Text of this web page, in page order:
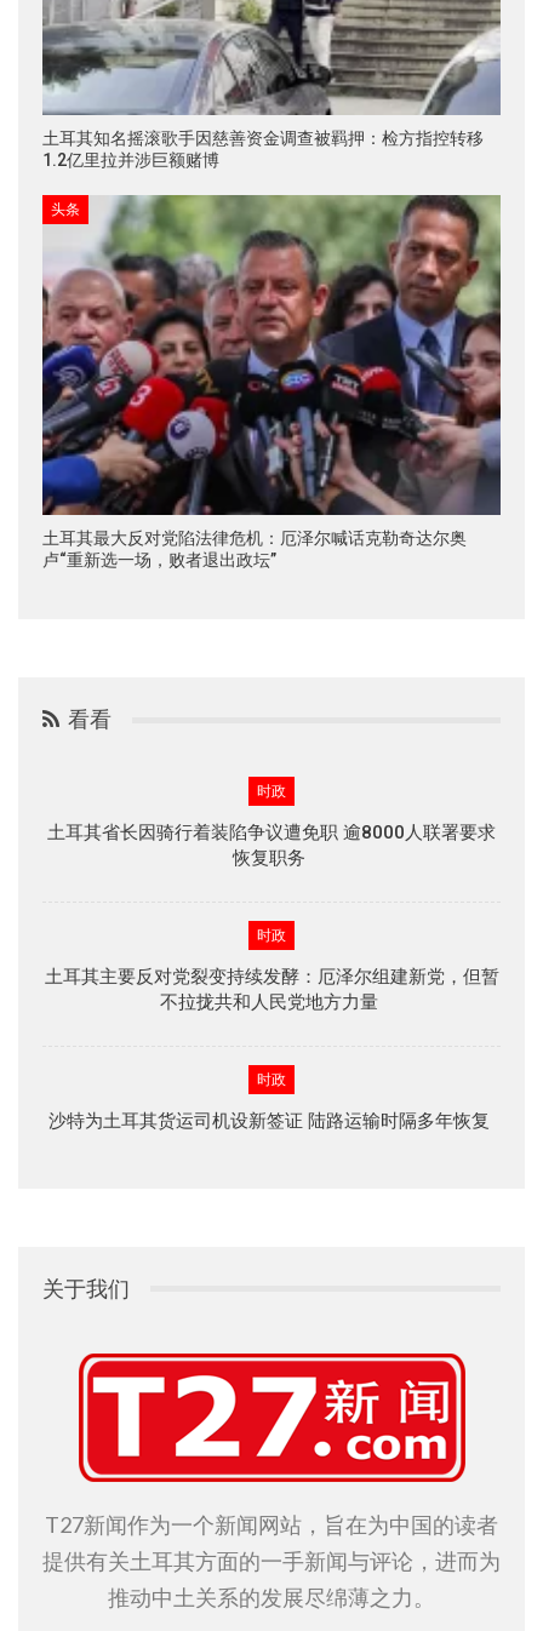
土耳其知名摇滚歌手因慈善资金调查被羁押：检方指控转移
1.2亿里拉并涉巨额赌博
头条
土耳其最大反对党陷法律危机：厄泽尔喊话克勒奇达尔奥
卢“重新选一场，败者退出政坛”
看看
时政
土耳其省长因骑行着装陷争议遭免职 逾8000人联署要求
恢复职务
时政
土耳其主要反对党裂变持续发酵：厄泽尔组建新党，但暂
不拉拢共和人民党地方力量
时政
沙特为土耳其货运司机设新签证 陆路运输时隔多年恢复
关于我们
T27新闻作为一个新闻网站，旨在为中国的读者
提供有关土耳其方面的一手新闻与评论，进而为
推动中土关系的发展尽绵薄之力。